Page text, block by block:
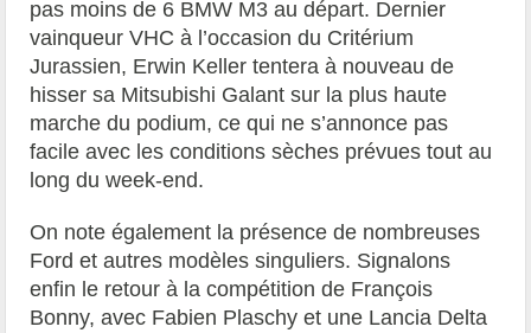
pas moins de 6 BMW M3 au départ. Dernier
vainqueur VHC à l’occasion du Critérium
Jurassien, Erwin Keller tentera à nouveau de
hisser sa Mitsubishi Galant sur la plus haute
marche du podium, ce qui ne s’annonce pas
facile avec les conditions sèches prévues tout au
long du week-end.
On note également la présence de nombreuses
Ford et autres modèles singuliers. Signalons
enfin le retour à la compétition de François
Bonny, avec Fabien Plaschy et une Lancia Delta